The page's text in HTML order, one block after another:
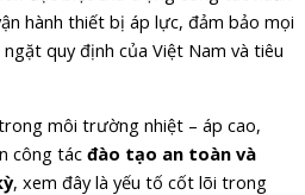
hành thiết bị áp lực, đảm bảo mọi
quy định của Việt Nam và tiêu
môi trường nhiệt – áp cao,
công tác đào tạo an toàn và
, xem đây là yếu tố cốt lõi trong